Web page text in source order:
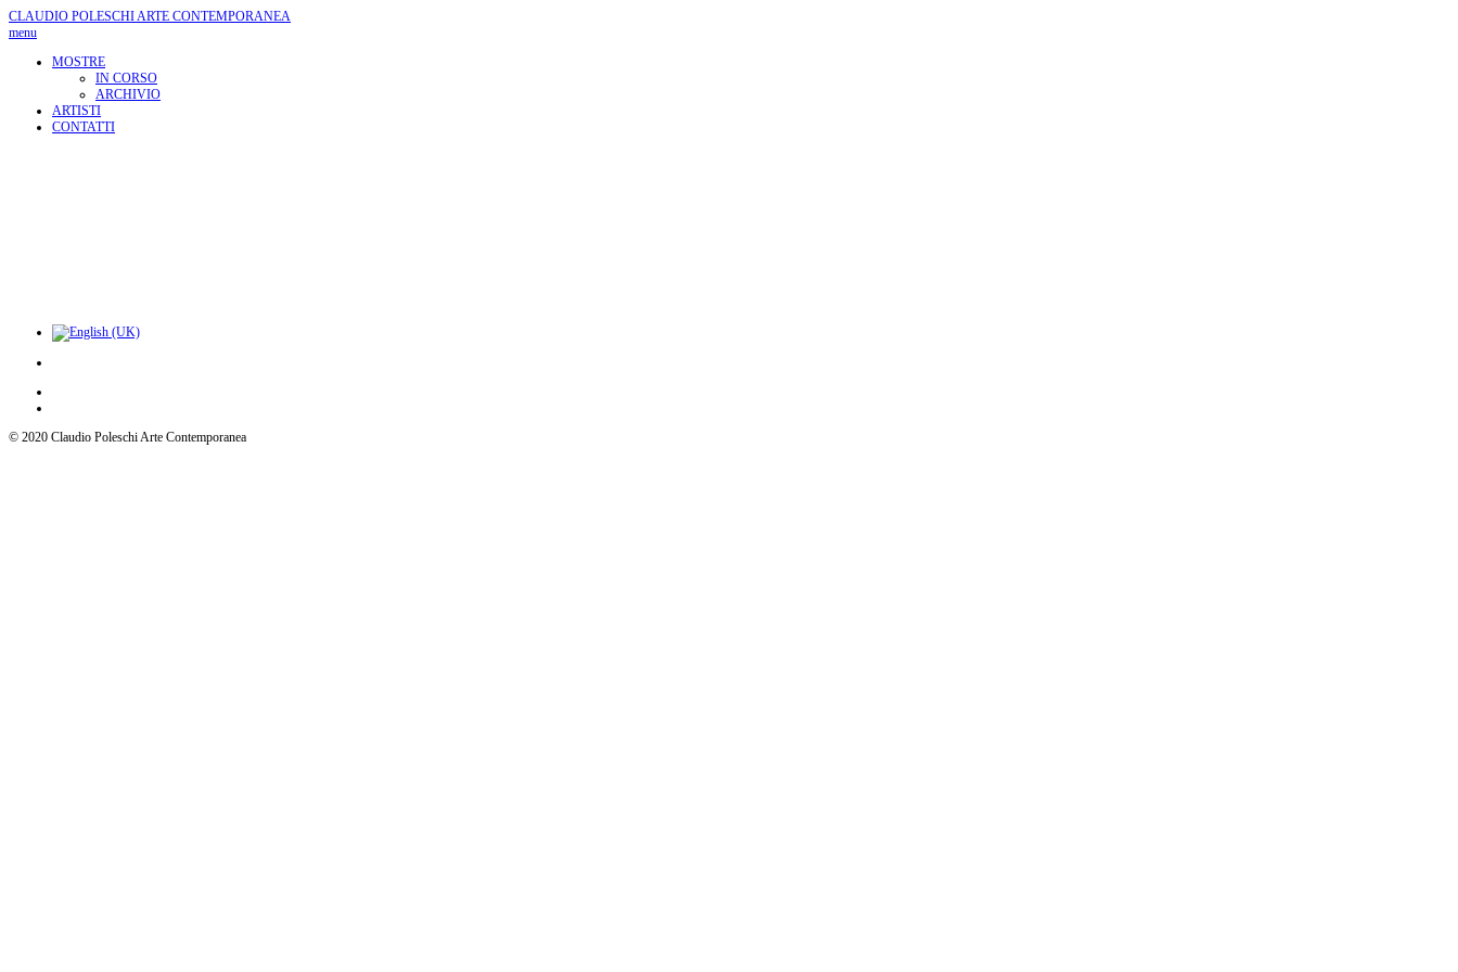
CLAUDIO POLESCHIARTE CONTEMPORANEA
menu
MOSTRE
IN CORSO
ARCHIVIO
ARTISTI
CONTATTI
© 2020 Claudio Poleschi Arte Contemporanea